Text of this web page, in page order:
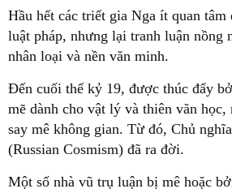
Hầu hết các triết gia Nga ít quan
luật pháp, nhưng lại tranh luận nồng
nhân loại và nền văn minh.
Đến cuối thế kỷ 19, được thúc đẩy
mẽ dành cho vật lý và thiên văn
say mê không gian. Từ đó, Chủ
(Russian Cosmism) đã ra đời.
Một số nhà vũ trụ luận bị mê hoặc